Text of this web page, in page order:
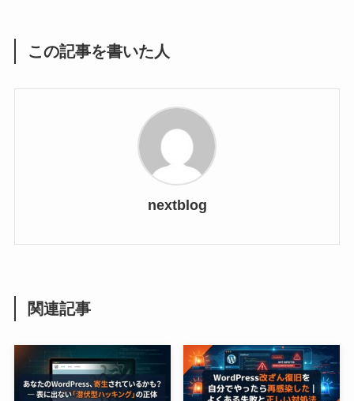
この記事を書いた人
nextblog
関連記事